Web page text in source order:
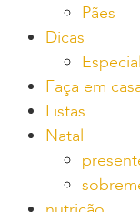
Pães
Dicas
Faça em
Listas
Natal